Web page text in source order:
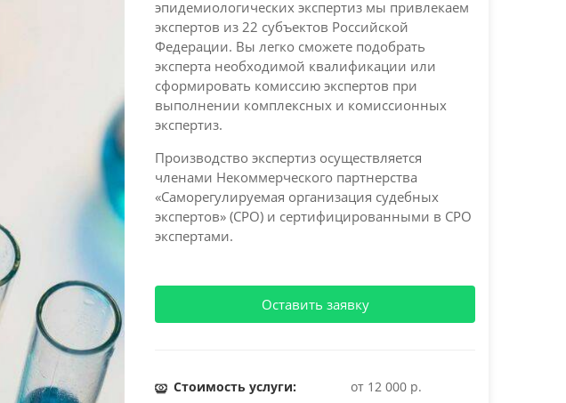
эпидемиологических экспертиз мы привлекаем
экспертов из 22 субъектов Российской
Федерации. Вы легко сможете подобрать
эксперта необходимой квалификации или
сформировать комиссию экспертов при
выполнении комплексных и комиссионных
экспертиз.
Производство экспертиз осуществляется
членами Некоммерческого партнерства
«Саморегулируемая организация судебных
экспертов» (СРО) и сертифицированными в СРО
экспертами.
Оставить заявку
Стоимость услуги:
от 12 000 р.